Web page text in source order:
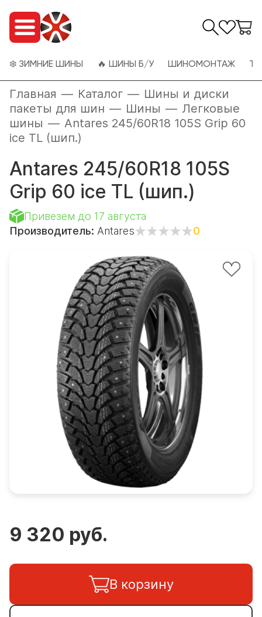
❄️ ЗИМНИЕ ШИНЫ 🔥 ШИНЫ Б/У ШИНОМОНТАЖ
Главная — Каталог — Шины и диски
пакеты для шин — Шины — Легковые
шины — Antares 245/60R18 105S Grip 60
ice TL (шип.)
Antares 245/60R18 105S
Grip 60 ice TL (шип.)
Привезем до 17 августа
Производитель: Antares 0
9 320 руб.
В корзину